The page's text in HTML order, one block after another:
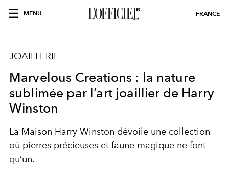
MENU FRANCE
JOAILLERIE
Marvelous Creations : la nature
sublimée par l’art joaillier de Harry
Winston
La Maison Harry Winston dévoile une collection
où pierres précieuses et faune magique ne font
qu’un.